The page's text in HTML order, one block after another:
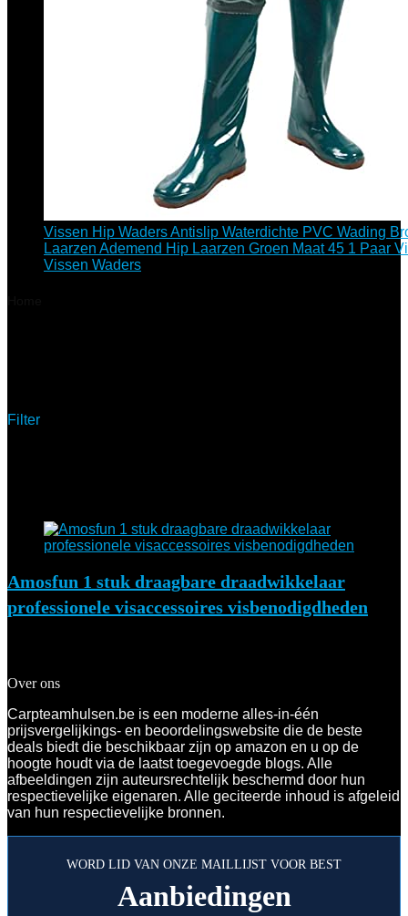
Vissen Hip Waders Antislip Waterdichte PVC Wading
Laarzen Ademend Hip Laarzen Groen Maat 45 1 Paar
Vissen Waders
Filter
Amosfun 1 stuk draagbare draadwikkelaar
professionele visaccessoires visbenodigdheden
Over ons
Carpteamhulsen.be is een moderne alles-in-één
prijsvergelijkings- en beoordelingswebsite die de beste
deals biedt die beschikbaar zijn op amazon en u op de
hoogte houdt via de laatst toegevoegde blogs. Alle
afbeeldingen zijn auteursrechtelijk beschermd door hun
respectievelijke eigenaren. Alle geciteerde inhoud is afgeleid
van hun respectievelijke bronnen.
WORD LID VAN ONZE MAILLIJST VOOR BEST
Aanbiedingen